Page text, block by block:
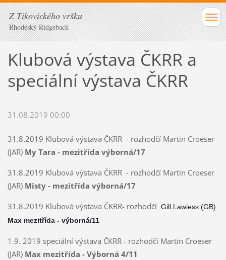
Z Tikovického vršku
Rhodéský Ridgeback
Klubová výstava ČKRR a
speciální výstava ČKRR
31.08.2019 00:00
31.8.2019 Klubová výstava ČKRR - rozhodčí Martin Croeser
(JAR) My Tara - mezitřída výborná/17
31.8.2019 Klubová výstava ČKRR - rozhodčí Martin Croeser
(JAR) Misty - mezitřída výborná/17
31.8.2019 Klubová výstava ČKRR- rozhodčí Gill Lawiess (GB)
Max mezitřída - výborná/11
1.9. 2019 speciální výstava ČKRR - rozhodčí Martin Croeser
(JAR) Max mezitřída - Výborná 4/11